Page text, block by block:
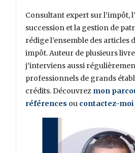
Consultant expert sur l’impôt,
succession et la gestion de
rédige l’ensemble des articles
impôt. Auteur de plusieurs
j’interviens aussi
professionnels de grands
crédits. Découvrez mon
références ou contactez-moi